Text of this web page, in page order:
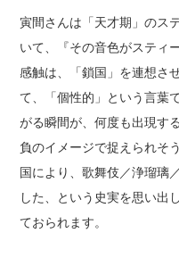
寅間さんは「天才期」のス
いて、『その音色がスティ
感触は、「鎖国」を連想さ
て、「個性的」という言葉
がる瞬間が、何度も出現す
負のイメージで捉えられそ
国により、歌舞伎／浄瑠璃
した、という史実を思い出
ておられます。